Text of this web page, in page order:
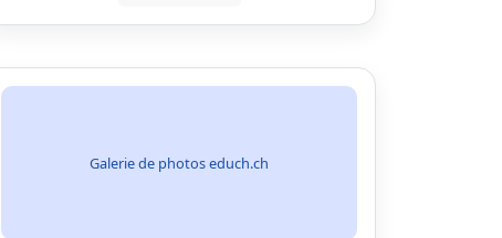
Galerie de photos educh.ch